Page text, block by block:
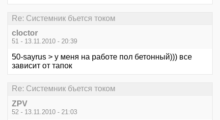
Re: Системник бъется током
cloctor
51 - 13.11.2010 - 20:39
50-sayrus > у меня на работе пол бетонный))) все
зависит от тапок
Re: Системник бъется током
ZPV
52 - 13.11.2010 - 21:03